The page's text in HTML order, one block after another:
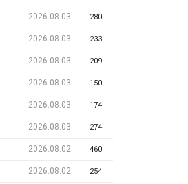
2026.08.03 280
2026.08.03 233
2026.08.03 209
2026.08.03 150
2026.08.03 174
2026.08.03 274
2026.08.02 460
2026.08.02 254